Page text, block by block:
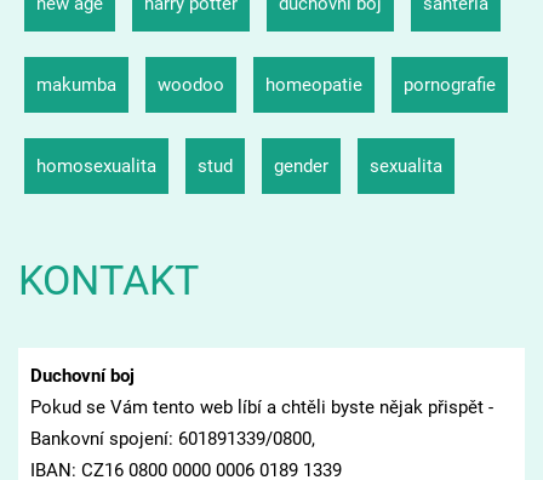
makumba woodoo homeopatie pornografie
homosexualita stud gender sexualita
KONTAKT
Duchovní boj
Pokud se Vám tento web líbí a chtěli byste nějak přispět -
Bankovní spojení: 601891339/0800,
IBAN: CZ16 0800 0000 0006 0189 1339